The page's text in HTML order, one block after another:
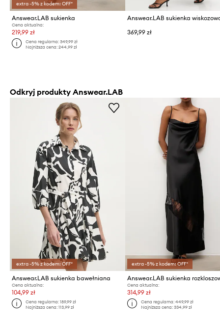
extra -5% z kodem: OFF*
Answear.LAB sukienka
Cena aktualna:
219,99 zł
Cena regularna:349,99 zł
Najniższa cena:244,99 zł
Answear.LAB sukienka
369,99 zł
Odkryj produkty Answear.LAB
extra -5% z kodem: OFF*
Answear.LAB sukienka bawełniana
Cena aktualna:
104,99 zł
Cena regularna:189,99 zł
Najniższa cena:113,99 zł
extra -5% z kodem: OFF*
Answear.LAB sukienka
Cena aktualna:
314,99 zł
Cena regularna: 449,99 zł
Najniższa cena: 334,99 zł